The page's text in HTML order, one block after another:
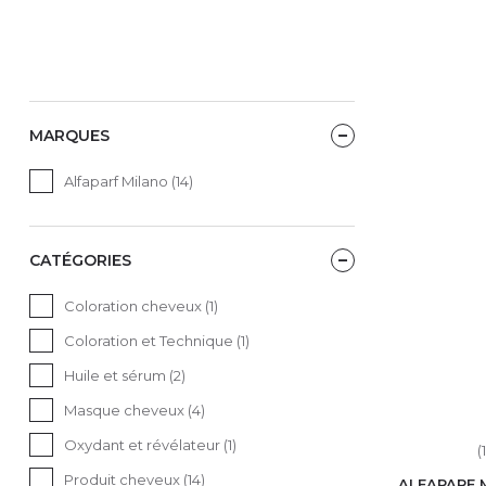
MARQUES
Alfaparf Milano (14)
CATÉGORIES
Coloration cheveux (1)
Coloration et Technique (1)
Huile et sérum (2)
Masque cheveux (4)
Oxydant et révélateur (1)
Produit cheveux (14)